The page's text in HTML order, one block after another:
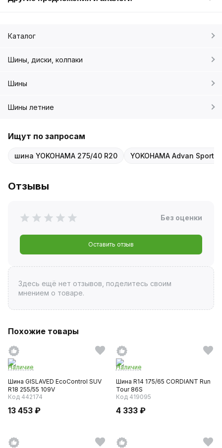
Каталог
Шины, диски, колпаки
Шины
Шины летние
Ищут по запросам
шина YOKOHAMA 275/40 R20 YOKOHAMA Advan Sport
Отзывы
Без оценки
Оставить отзыв
Здесь ещё нет отзывов, поделитесь своим
мнением о товаре.
Похожие товары
Наличие
Шина GISLAVED EcoControl SUV
R18 255/55 109V
Код 442174
13 453 ₽
Наличие
Шина R14 175/65 CORDIANT Run
Tour 86S
Код 419095
4 333 ₽